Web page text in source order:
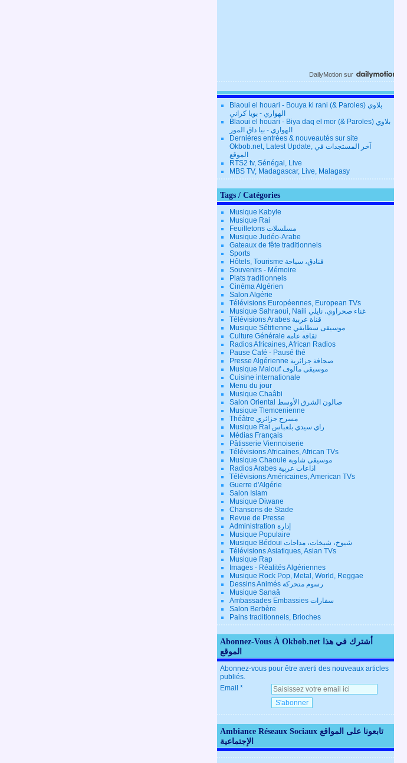
DailyMotion sur
Blaoui el houari - Bouya ki rani (& Paroles) بلاوي
الهواري - بويا كراني
Blaoui el houari - Biya daq el mor (& Paroles) بلاوي
الهواري - بيا داق المور
Dernières entrées & nouveautés sur site
Okbob.net, Latest Update, آخر المستجدات في
الموقع
RTS2 tv, Sénégal, Live
MBS TV, Madagascar, Live, Malagasy
Tags / Catégories
Musique Kabyle
Musique Rai
Feuilletons مسلسلات
Musique Judéo-Arabe
Gateaux de fête traditionnels
Sports
Hôtels, Tourisme فنادق، سياحة
Souvenirs - Mémoire
Plats traditionnels
Cinéma Algérien
Salon Algérie
Télévisions Européennes, European TVs
Musique Sahraoui, Naili غناء صحراوي، نايلي
Télévisions Arabes قناة عربية
Musique Sétifienne موسيقى سطايفي
Culture Générale ثقافة عامة
Radios Africaines, African Radios
Pause Café - Pausé thé
Presse Algérienne صحافة جزائرية
Musique Malouf موسيقى مالوف
Cuisine internationale
Menu du jour
Musique Chaâbi
Salon Oriental صالون الشرق الأوسط
Musique Tlemcenienne
Théâtre مسرح جزائري
Musique Rai راي سيدي بلعباس
Médias Français
Pâtisserie Viennoiserie
Télévisions Africaines, African TVs
Musique Chaouie موسيقى شاوية
Radios Arabes اذاعات عربية
Télévisions Américaines, American TVs
Guerre d'Algérie
Salon Islam
Musique Diwane
Chansons de Stade
Revue de Presse
Administration إدارة
Musique Populaire
Musique Bédoui شيوخ، شيخات، مداحات
Télévisions Asiatiques, Asian TVs
Musique Rap
Images - Réalités Algériennes
Musique Rock Pop, Metal, World, Reggae
Dessins Animés رسوم متحركة
Musique Sanaâ
Ambassades Embassies سفارات
Salon Berbère
Pains traditionnels, Brioches
Abonnez-Vous À Okbob.net أشترك في هذا
الموقع
Abonnez-vous pour être averti des nouveaux articles
publiés.
Email
Ambiance Réseaux Sociaux تابعونا على المواقع
الإجتماعية